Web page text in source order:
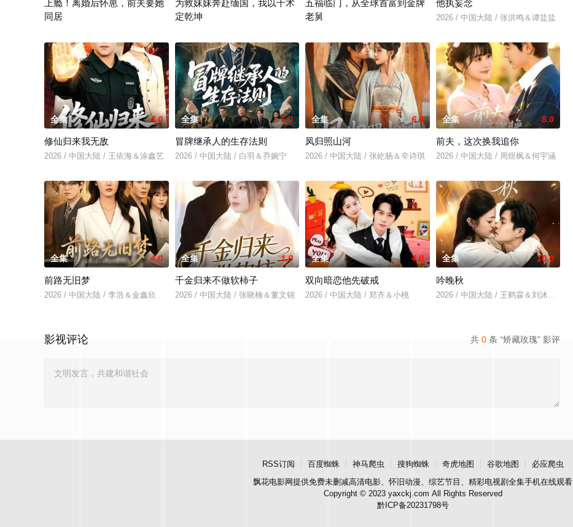
上瘾！离婚后怀崽，前夫要她
同居
为救妹妹奔赴缅国，我以千术
定乾坤
五福临门，从全球首富到金牌
老舅
他执妄念
2026 / 中国大陆 / 张洪鸣＆谭盐盐
全集 4.0
修仙归来我无敌
2026 / 中国大陆 / 王依海＆涂鑫艺
全集 6.0
冒牌继承人的生存法则
2026 / 中国大陆 / 白羽＆乔婉宁
全集 6.0
凤归照山河
2026 / 中国大陆 / 张屹杨＆辛诗琪
全集 8.0
前夫，这次换我追你
2026 / 中国大陆 / 周煜枫＆何宇涵
全集 4.0
前路无旧梦
2026 / 中国大陆 / 李浩＆金鑫欣
全集 1.0
千金归来不做软柿子
2026 / 中国大陆 / 张晓楠＆董文锦
全集 4.0
双向暗恋他先破戒
2026 / 中国大陆 / 郑齐＆小桃
全集 10.0
吟晚秋
2026 / 中国大陆 / 王鹤霖＆刘沐芸涵
共 0 条 “矫藏玫瑰” 影评
影视评论
RSS订阅 百度蜘蛛 神马爬虫 搜狗蜘蛛 奇虎地图 谷歌地图
必应爬虫
飘花电影网提供免费未删减高清电影、怀旧动漫、综艺节目、精彩电视剧全集手机在线观看
Copyright © 2023 yaxckj.com All Rights Reserved
黔ICP备20231798号